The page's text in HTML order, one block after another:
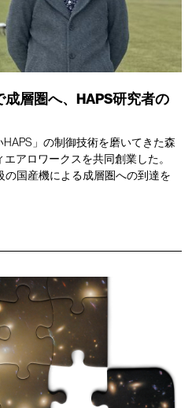
層圏へ、HAPS研究者の
」の制御技術を磨いてきた森
アロワークスを共同創業した。
の国産機による成層圏への到達を